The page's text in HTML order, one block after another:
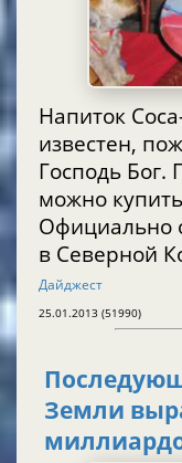
Напиток
известен,
Господь
можно
Официально
в Северной
Дайджест
25.01.2013 (51990)
Земли